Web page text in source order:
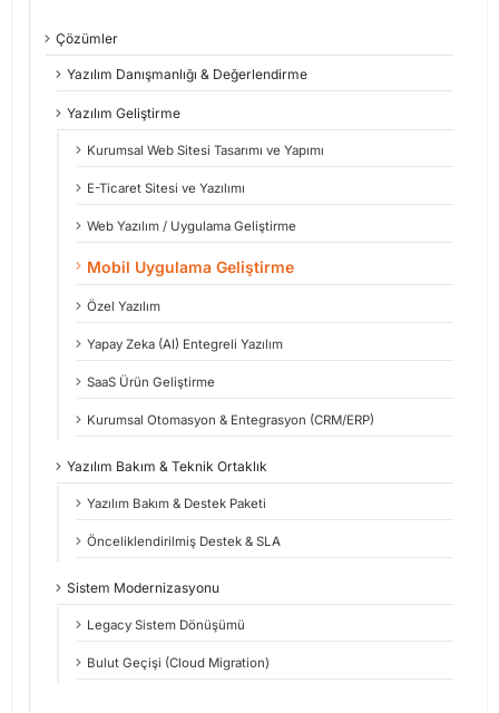
Çözümler
Yazılım Danışmanlığı & Değerlendirme
Yazılım Geliştirme
Kurumsal Web Sitesi Tasarımı ve Yapımı
E-Ticaret Sitesi ve Yazılımı
Web Yazılım / Uygulama Geliştirme
Mobil Uygulama Geliştirme
Özel Yazılım
Yapay Zeka (AI) Entegreli Yazılım
SaaS Ürün Geliştirme
Kurumsal Otomasyon & Entegrasyon (CRM/ERP)
Yazılım Bakım & Teknik Ortaklık
Yazılım Bakım & Destek Paketi
Önceliklendirilmiş Destek & SLA
Sistem Modernizasyonu
Legacy Sistem Dönüşümü
Bulut Geçişi (Cloud Migration)